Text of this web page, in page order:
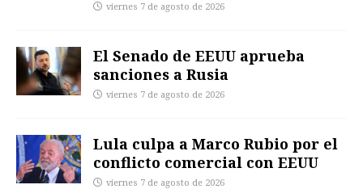
viernes 7 de agosto de 2026
El Senado de EEUU aprueba
sanciones a Rusia
viernes 7 de agosto de 2026
Lula culpa a Marco Rubio por el
conflicto comercial con EEUU
viernes 7 de agosto de 2026